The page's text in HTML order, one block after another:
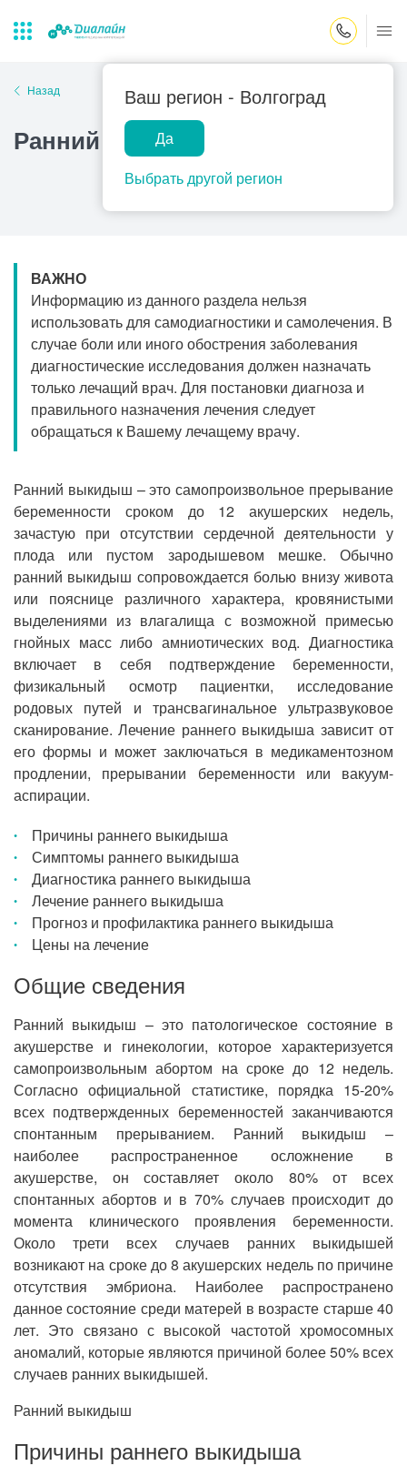
Ваш регион - Волгоград
Да
Выбрать другой регион
Лаборатории
Центр помощи
на дому
Закрыть поиск
Популярные запросы
Прием гинеколога
Прием гастроэнтеролога
Прием офтальмолога
Прием уролога
Прием хирурга
Прием кардиолога
Назад
Ранний выкидыш
ВАЖНО
Информацию из данного раздела нельзя
использовать для самодиагностики и самолечения. В
случае боли или иного обострения заболевания
диагностические исследования должен назначать
только лечащий врач. Для постановки диагноза и
правильного назначения лечения следует
обращаться к Вашему лечащему врачу.
Ранний выкидыш – это самопроизвольное прерывание
беременности сроком до 12 акушерских недель,
зачастую при отсутствии сердечной деятельности у
плода или пустом зародышевом мешке. Обычно
ранний выкидыш сопровождается болью внизу живота
или пояснице различного характера, кровянистыми
выделениями из влагалища с возможной примесью
гнойных масс либо амниотических вод. Диагностика
включает в себя подтверждение беременности,
физикальный осмотр пациентки, исследование
родовых путей и трансвагинальное ультразвуковое
сканирование. Лечение раннего выкидыша зависит от
его формы и может заключаться в медикаментозном
продлении, прерывании беременности или вакуум-
аспирации.
Причины раннего выкидыша
Симптомы раннего выкидыша
Диагностика раннего выкидыша
Лечение раннего выкидыша
Прогноз и профилактика раннего выкидыша
Цены на лечение
Общие сведения
Ранний выкидыш – это патологическое состояние в
акушерстве и гинекологии, которое характеризуется
самопроизвольным абортом на сроке до 12 недель.
Согласно официальной статистике, порядка 15-20%
всех подтвержденных беременностей заканчиваются
спонтанным прерыванием. Ранний выкидыш –
наиболее распространенное осложнение в
акушерстве, он составляет около 80% от всех
спонтанных абортов и в 70% случаев происходит до
момента клинического проявления беременности.
Около трети всех случаев ранних выкидышей
возникают на сроке до 8 акушерских недель по причине
отсутствия эмбриона. Наиболее распространено
данное состояние среди матерей в возрасте старше 40
лет. Это связано с высокой частотой хромосомных
аномалий, которые являются причиной более 50% всех
случаев ранних выкидышей.
Ранний выкидыш
Причины раннего выкидыша